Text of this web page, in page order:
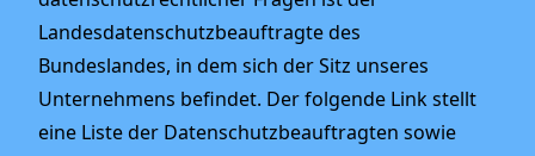
Landesdatenschutzbeauftragte des
Bundeslandes, in dem sich der Sitz unseres
Unternehmens befindet. Der folgende Link stellt
eine Liste der Datenschutzbeauftragten sowie